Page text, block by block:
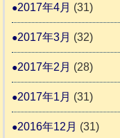
2017年4月 (31)
2017年3月 (32)
2017年2月 (28)
2017年1月 (31)
2016年12月 (31)